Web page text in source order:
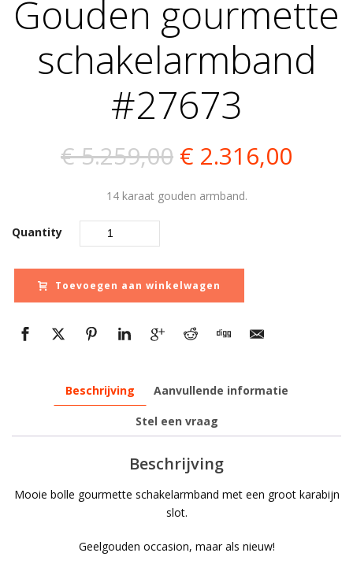
Gouden gourmette
schakelarmband
#27673
€5.259,00
prijs
€ 2.316,00
14 karaat gouden armband.
Quantity
Toevoegen aan winkelwagen
Beschrijving Aanvullende informatie
Stel een vraag
Beschrijving
Mooie bolle gourmette schakelarmband met een groot karabijn
slot.
Geelgouden occasion, maar als nieuw!